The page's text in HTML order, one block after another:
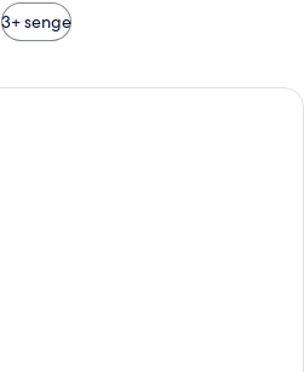
3+ senge
Et resort med flere bygninger, en sti